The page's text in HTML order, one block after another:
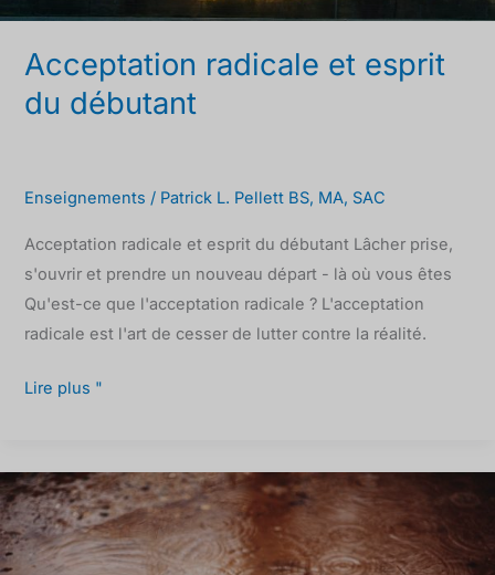
Acceptation radicale et esprit
du débutant
Enseignements / Patrick L. Pellett BS, MA, SAC
Acceptation radicale et esprit du débutant Lâcher prise,
s'ouvrir et prendre un nouveau départ - là où vous êtes
Qu'est-ce que l'acceptation radicale ? L'acceptation
radicale est l'art de cesser de lutter contre la réalité.
Lire plus "
L'eau
boueuse